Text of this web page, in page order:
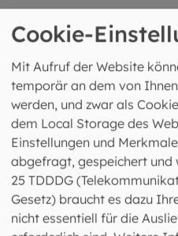
8
Flyer zum
Muttersprachliche
Gottesdienste als Orte der
München und Freising:
unserem Flyer.
Cookie-
Mit Aufruf der Website
temporär an dem von
werden, und zwar als
dem Local Storage des
Einstellungen und
abgefragt, gespeichert und
25 TDDDG
Gesetz) braucht es dazu
nicht essentiell für die